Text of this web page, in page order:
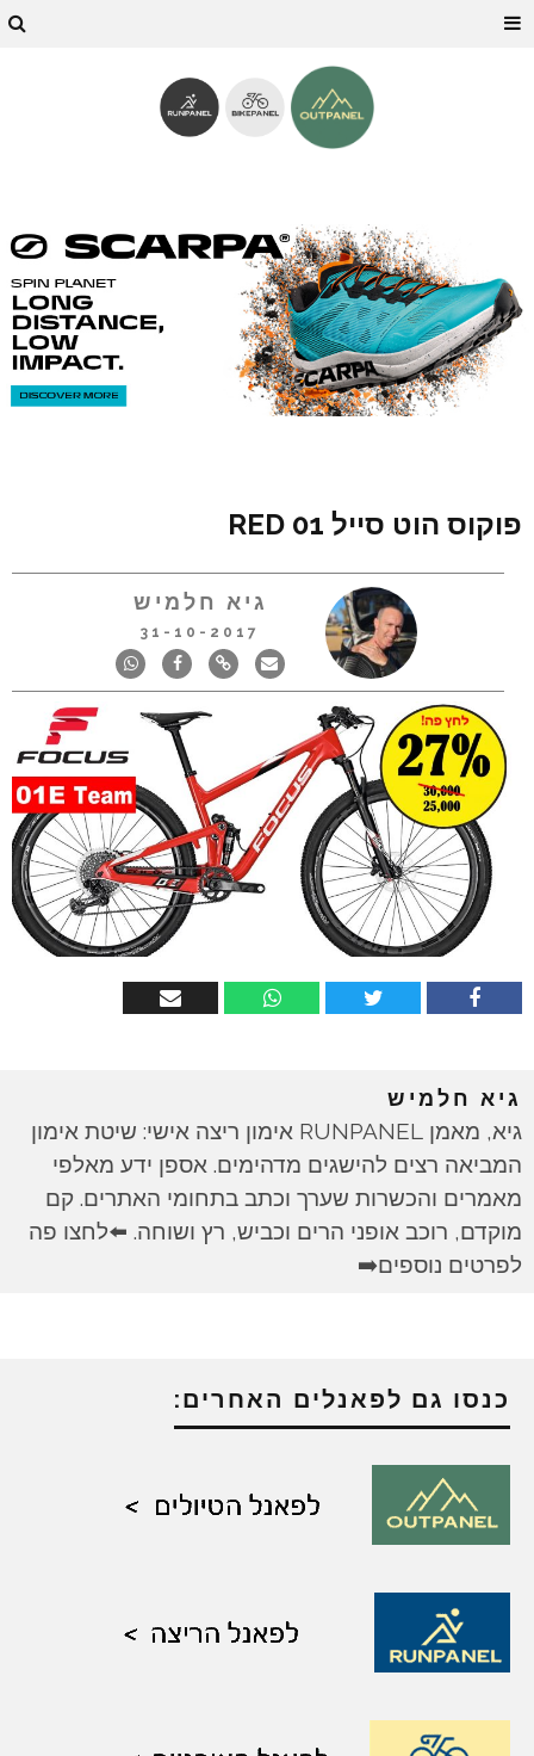
פוקוס הוט סייל 01 RED
גיא חלמיש
31-10-2017
גיא חלמיש
גיא, מאמן RUNPANEL אימון ריצה אישי: שיטת אימון
המביאה רצים להישגים מדהימים. אספן ידע מאלפי
מאמרים והכשרות שערך וכתב בתחומי האתרים. קם
מוקדם, רוכב אופני הרים וכביש, רץ ושוחה. ⬅️לחצו פה
לפרטים נוספים➡️
כנסו גם לפאנלים האחרים: